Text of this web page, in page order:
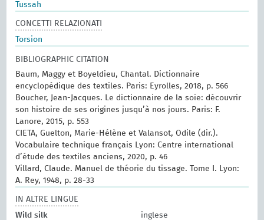
Tussah
CONCETTI RELAZIONATI
Torsion
BIBLIOGRAPHIC CITATION
Baum, Maggy et Boyeldieu, Chantal. Dictionnaire
encyclopédique des textiles. Paris: Eyrolles, 2018, p. 566
Boucher, Jean-Jacques. Le dictionnaire de la soie: découvrir
son histoire de ses origines jusqu’à nos jours. Paris: F.
Lanore, 2015, p. 553
CIETA, Guelton, Marie-Hélène et Valansot, Odile (dir.).
Vocabulaire technique français Lyon: Centre international
d’étude des textiles anciens, 2020, p. 46
Villard, Claude. Manuel de théorie du tissage. Tome I. Lyon:
A. Rey, 1948, p. 28-33
IN ALTRE LINGUE
Wild silk
inglese